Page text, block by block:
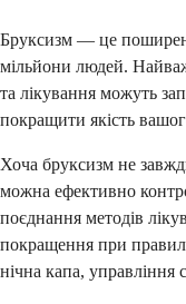
Бруксизм — це
мільйони людей.
та лікування можуть
покращити якість
Хоча бруксизм не
можна ефективно
поєднання методів
покращення при
нічна капа, управління